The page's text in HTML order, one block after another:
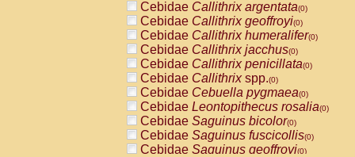
Cebidae Callithrix argentata(0)
Cebidae Callithrix geoffroyi(0)
Cebidae Callithrix humeralifer(0)
Cebidae Callithrix jacchus(0)
Cebidae Callithrix penicillata(0)
Cebidae Callithrixspp.(0)
Cebidae Cebuella pygmaea(0)
Cebidae Leontopithecus rosalia(0)
Cebidae Saguinus bicolor(0)
Cebidae Saguinus fuscicollis(0)
Cebidae Saguinus geoffroyi(0)